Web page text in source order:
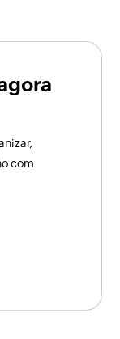
com